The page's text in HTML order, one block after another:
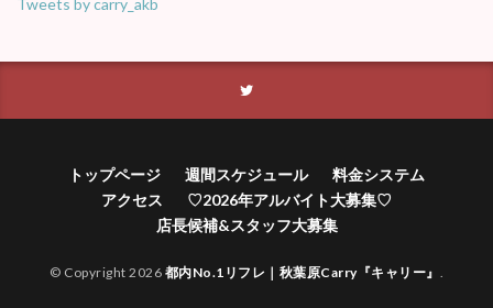
Tweets by carry_akb
トップページ 週間スケジュール
料金システム
アクセス
♡2026年アルバイト大募集♡
店長候補&スタッフ大募集
© Copyright 2026 都内No.1リフレ｜秋葉原Carry『キャリー』 .